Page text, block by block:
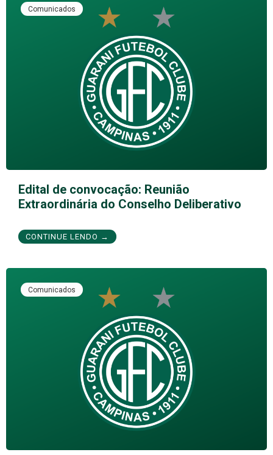
Comunicados
Edital de convocação: Reunião
Extraordinária do Conselho Deliberativo
CONTINUE LENDO →
Comunicados